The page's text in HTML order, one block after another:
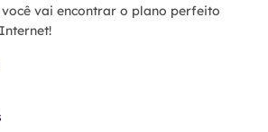
você vai encontrar o plano perfeito